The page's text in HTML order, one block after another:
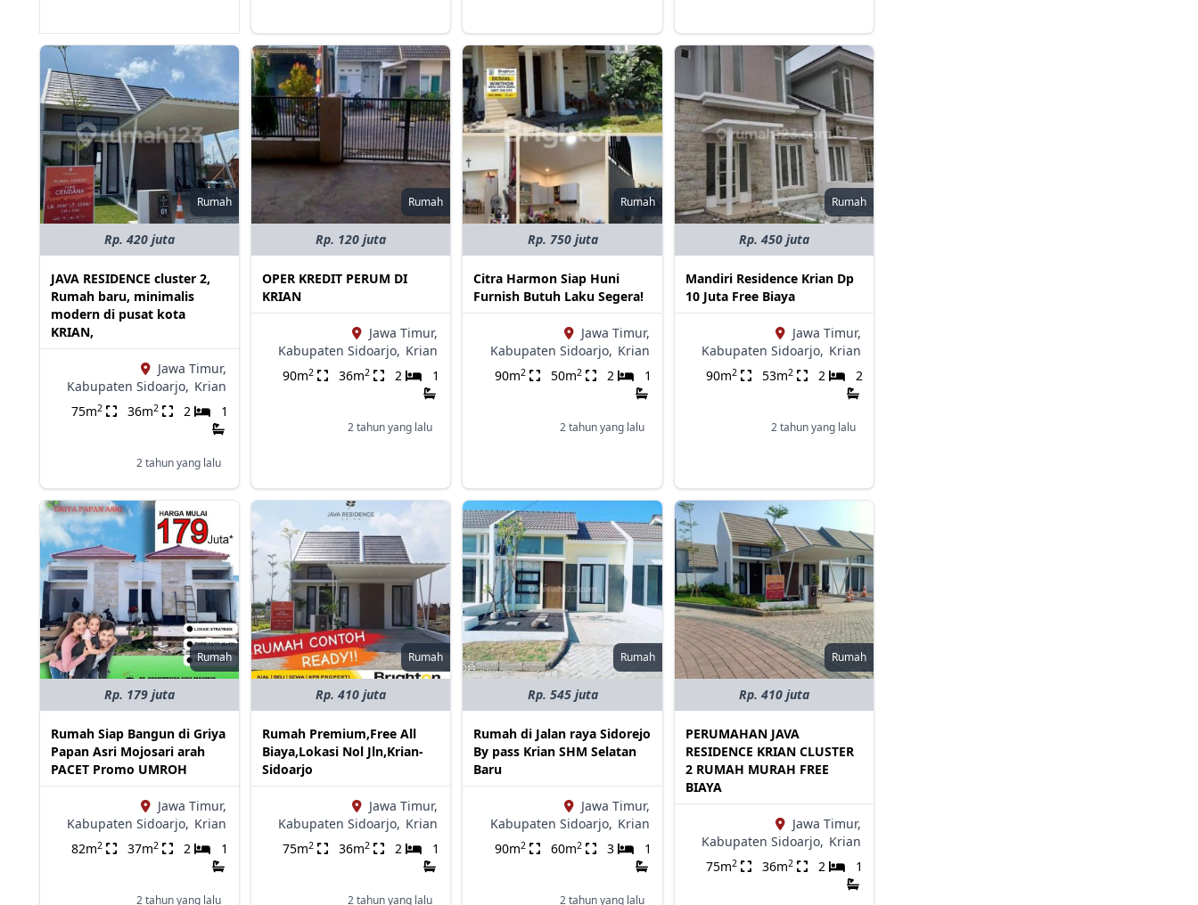
Rumah
Rp. 420 juta
JAVA RESIDENCE cluster 2,
Rumah baru, minimalis
modern di pusat kota
KRIAN,
Jawa Timur,
Kabupaten Sidoarjo, Krian
75m2 36m2 2 1
2 tahun yang lalu
Rumah
Rp. 120 juta
OPER KREDIT PERUM DI
KRIAN
Jawa Timur,
Kabupaten Sidoarjo, Krian
90m2 36m2 2 1
2 tahun yang lalu
Rumah
Rp. 750 juta
Citra Harmon Siap Huni
Furnish Butuh Laku Segera!
Jawa Timur,
Kabupaten Sidoarjo, Krian
90m2 50m2 2 1
2 tahun yang lalu
Rumah
Rp. 450 juta
Mandiri Residence Krian Dp
10 Juta Free Biaya
Jawa Timur,
Kabupaten Sidoarjo, Krian
90m2 53m2 2 2
2 tahun yang lalu
Rumah
Rp. 179 juta
Rumah Siap Bangun di Griya
Papan Asri Mojosari arah
PACET Promo UMROH
Jawa Timur,
Kabupaten Sidoarjo, Krian
82m2 37m2 2 1
2 tahun yang lalu
Rumah
Rp. 410 juta
Rumah Premium,Free All
Biaya,Lokasi Nol Jln,Krian-
Sidoarjo
Jawa Timur,
Kabupaten Sidoarjo, Krian
75m2 36m2 2 1
2 tahun yang lalu
Rumah
Rp. 545 juta
Rumah di Jalan raya Sidorejo
By pass Krian SHM Selatan
Baru
Jawa Timur,
Kabupaten Sidoarjo, Krian
90m2 60m2 3 1
2 tahun yang lalu
Rumah
Rp. 410 juta
PERUMAHAN JAVA
RESIDENCE KRIAN CLUSTER
2 RUMAH MURAH FREE
BIAYA
Jawa Timur,
Kabupaten Sidoarjo, Krian
75m2 36m2 2 1